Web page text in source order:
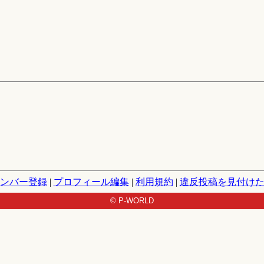
バー登録| プロフィール編集| 利用規約 | 違反投稿を見付け
© P-WORLD